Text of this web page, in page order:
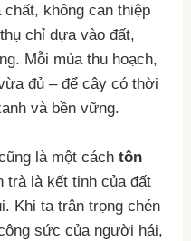
chất, không can thiệp
chỉ dựa vào đất,
Mỗi mùa thu hoạch,
đủ – để cây có thời
và bền vững.
là một cáchtôn
trà là kết tinh của đất
Khi ta trân trọng chén
sức của người hái,